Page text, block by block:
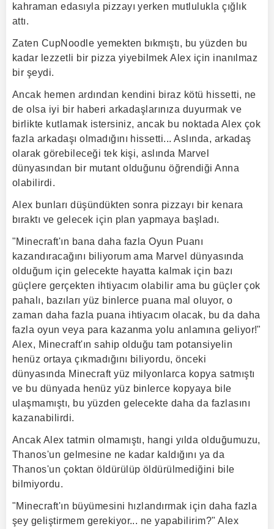
kahraman edasıyla pizzayı yerken mutlulukla çığlık
attı.
Zaten CupNoodle yemekten bıkmıştı, bu yüzden bu
kadar lezzetli bir pizza yiyebilmek Alex için inanılmaz
bir şeydi.
Ancak hemen ardından kendini biraz kötü hissetti, ne
de olsa iyi bir haberi arkadaşlarınıza duyurmak ve
birlikte kutlamak istersiniz, ancak bu noktada Alex çok
fazla arkadaşı olmadığını hissetti... Aslında, arkadaş
olarak görebileceği tek kişi, aslında Marvel
dünyasından bir mutant olduğunu öğrendiği Anna
olabilirdi.
Alex bunları düşündükten sonra pizzayı bir kenara
bıraktı ve gelecek için plan yapmaya başladı.
"Minecraft'ın bana daha fazla Oyun Puanı
kazandıracağını biliyorum ama Marvel dünyasında
olduğum için gelecekte hayatta kalmak için bazı
güçlere gerçekten ihtiyacım olabilir ama bu güçler çok
pahalı, bazıları yüz binlerce puana mal oluyor, o
zaman daha fazla puana ihtiyacım olacak, bu da daha
fazla oyun veya para kazanma yolu anlamına geliyor!"
Alex, Minecraft'ın sahip olduğu tam potansiyelin
henüz ortaya çıkmadığını biliyordu, önceki
dünyasında Minecraft yüz milyonlarca kopya satmıştı
ve bu dünyada henüz yüz binlerce kopyaya bile
ulaşmamıştı, bu yüzden gelecekte daha da fazlasını
kazanabilirdi.
Ancak Alex tatmin olmamıştı, hangi yılda olduğumuzu,
Thanos'un gelmesine ne kadar kaldığını ya da
Thanos'un çoktan öldürülüp öldürülmediğini bile
bilmiyordu.
"Minecraft'ın büyümesini hızlandırmak için daha fazla
şey geliştirmem gerekiyor... ne yapabilirim?" Alex